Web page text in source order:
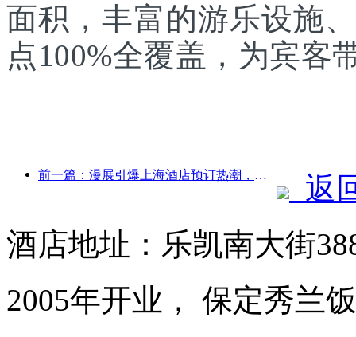
面积，丰富的游乐设施
点100%全覆盖，为宾客
前一篇：漫展引爆上海酒店预订热潮，部分酒店搜索量飙升近360%
返
酒店地址：乐凯南大街
2005年开业， 保定秀